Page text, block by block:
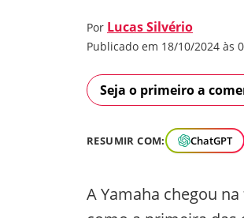
Por Lucas Silvério
Publicado em 18/10/2024 às
Seja o primeiro a
RESUMIR COM: ChatGPT
A Yamaha chegou